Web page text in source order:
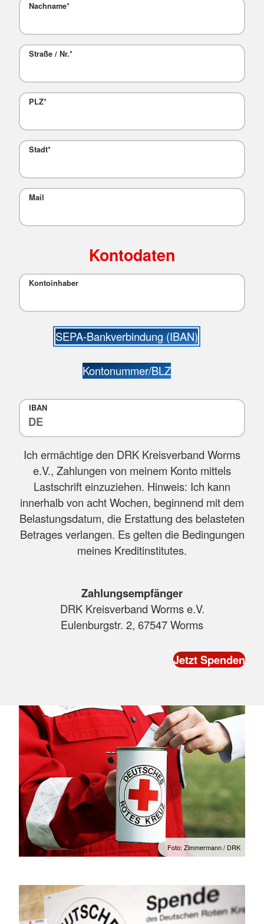
Nachname*
Straße / Nr.*
PLZ*
Stadt*
Mail
Kontodaten
Kontoinhaber
SEPA-Bankverbindung (IBAN)
Kontonummer/BLZ
IBAN
Ich ermächtige den DRK Kreisverband Worms
e.V., Zahlungen von meinem Konto mittels
Lastschrift einzuziehen. Hinweis: Ich kann
innerhalb von acht Wochen, beginnend mit dem
Belastungsdatum, die Erstattung des belasteten
Betrages verlangen. Es gelten die Bedingungen
meines Kreditinstitutes.
Zahlungsempfänger
DRK Kreisverband Worms e.V.
Eulenburgstr. 2, 67547 Worms
Foto: Zimmermann / DRK